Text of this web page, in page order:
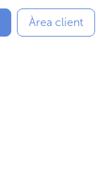
Àrea client